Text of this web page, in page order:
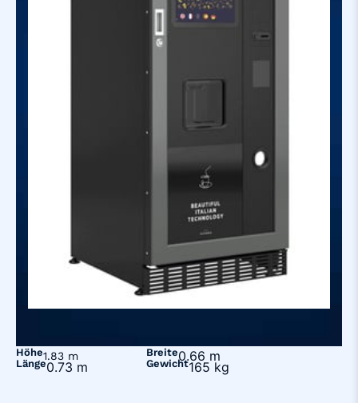
Höhe1.83 m Breite0.66 m
Länge0.73 m Gewicht165 kg